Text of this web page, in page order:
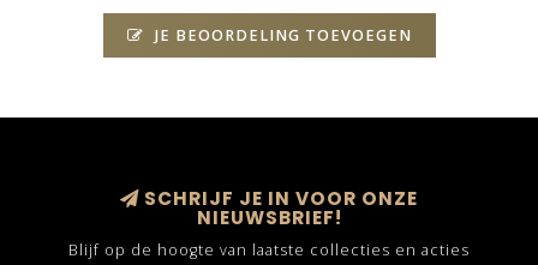
JE BEOORDELING TOEVOEGEN
SCHRIJF JE IN VOOR ONZE
NIEUWSBRIEF!
Blijf op de hoogte van laatste collecties en acties